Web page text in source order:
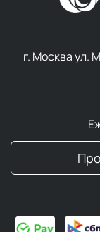
г. Москва ул.